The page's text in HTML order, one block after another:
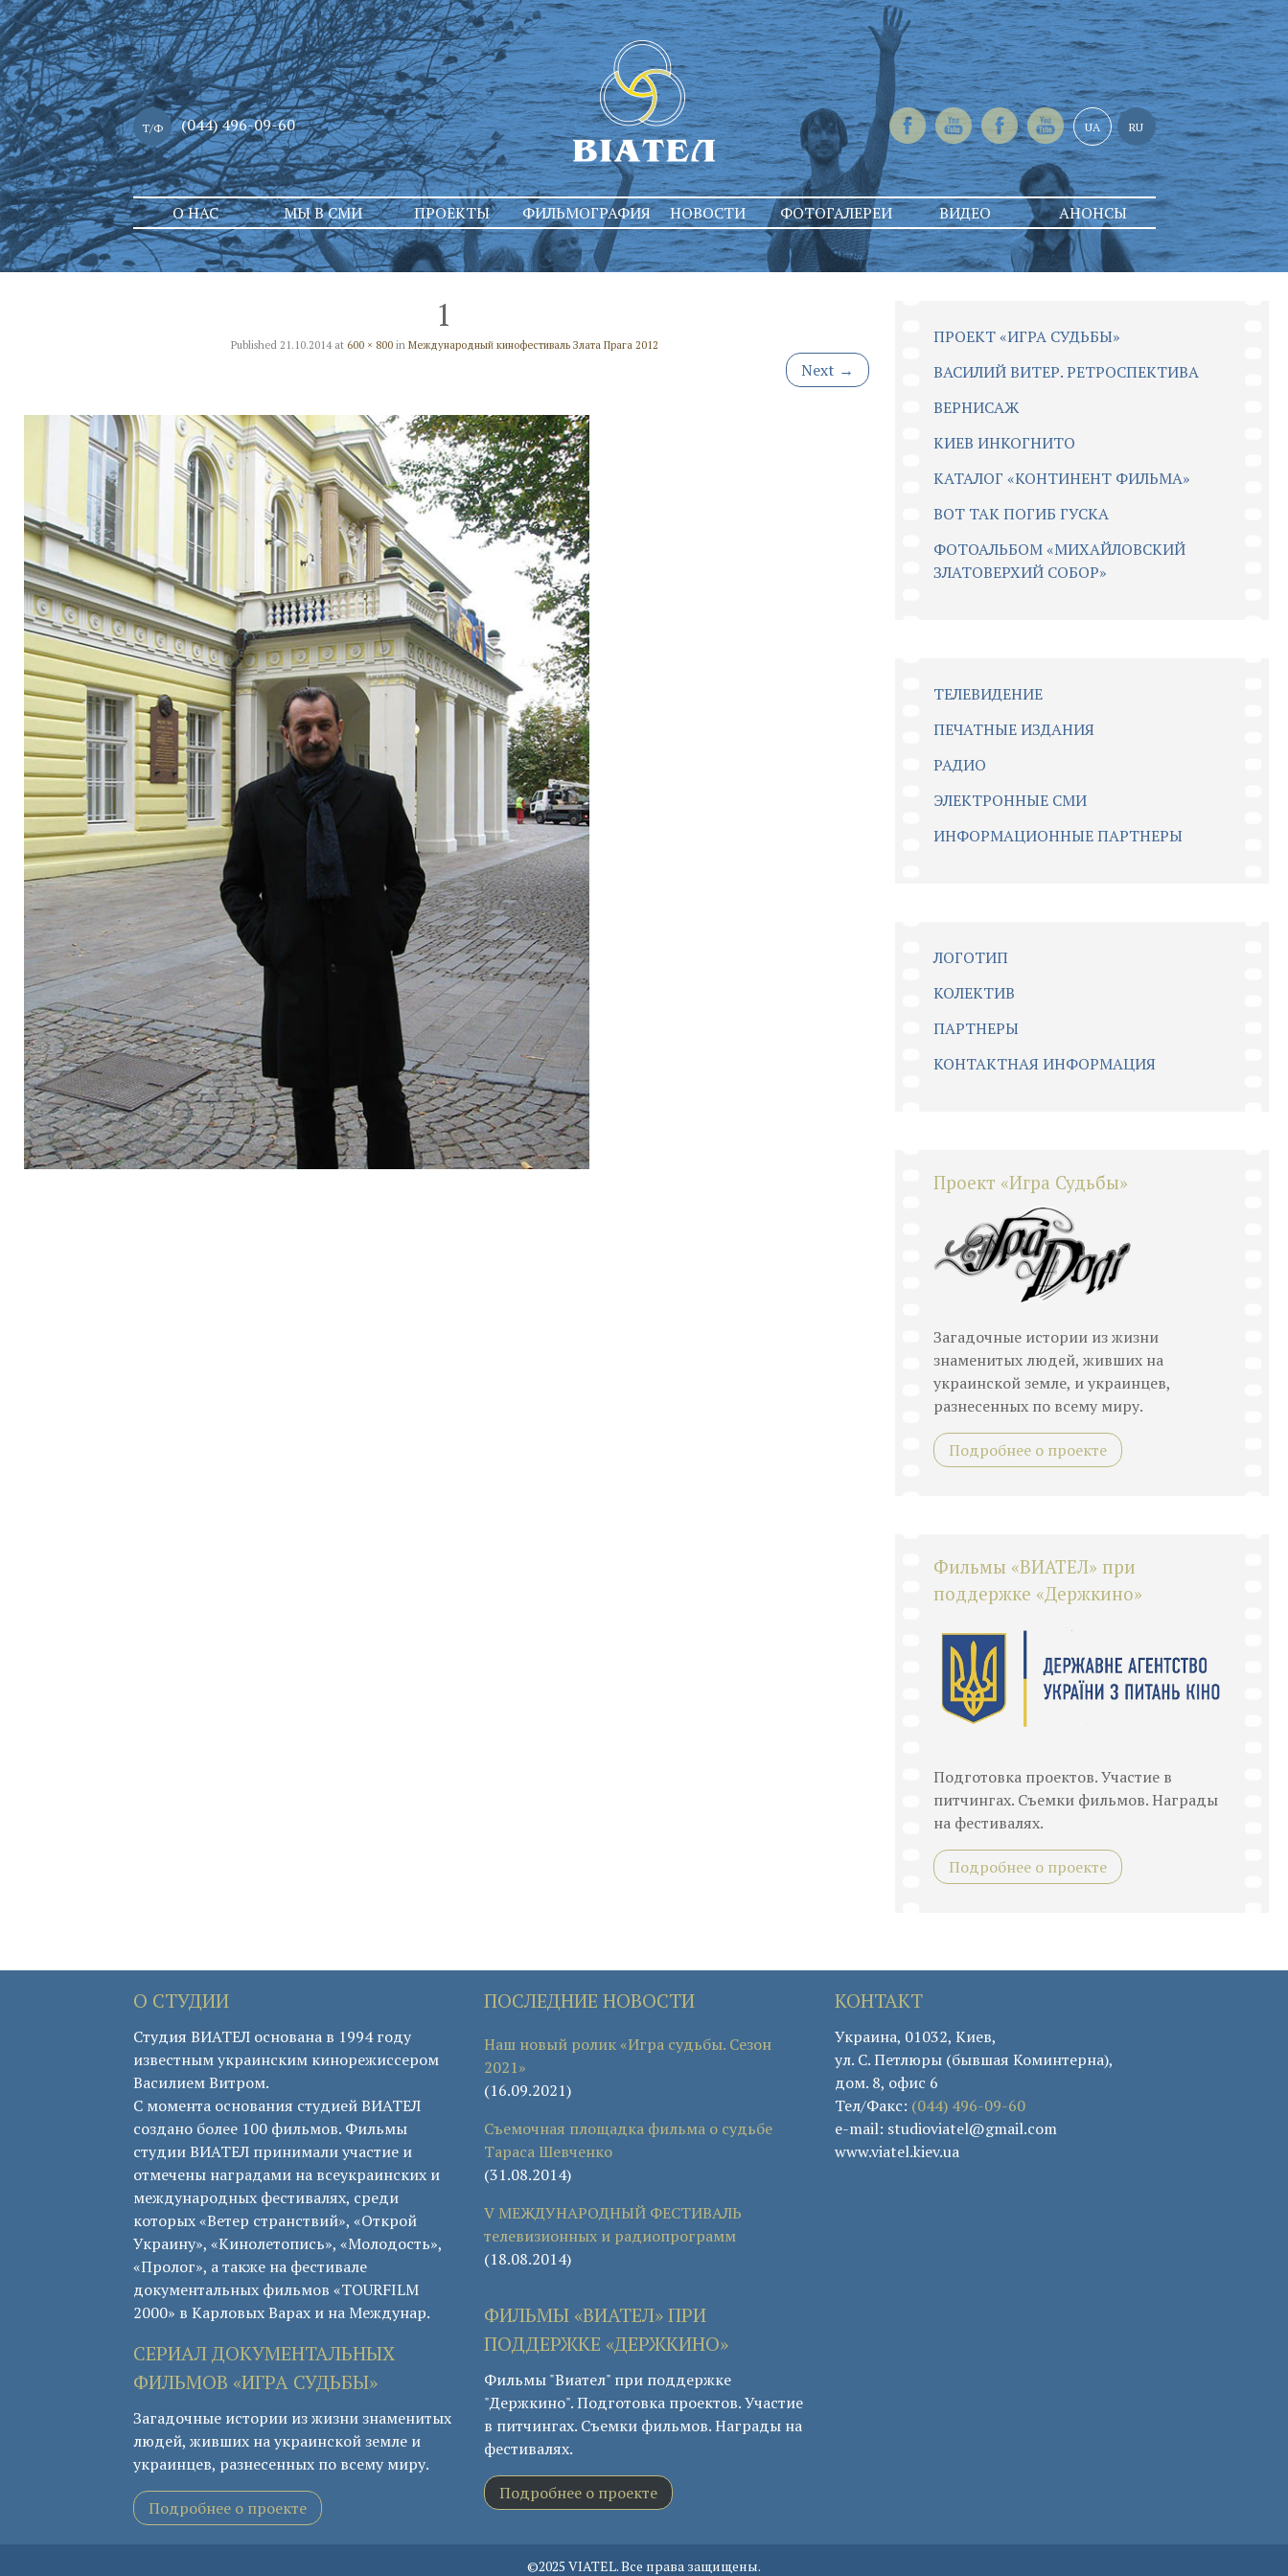
Т/Ф (044) 496-09-60 UA RU
Skip
to
content
О НАС МЫ В СМИ ПРОЕКТЫ ФИЛЬМОГРАФИЯ НОВОСТИ ФОТОГАЛЕРЕИ ВИДЕО АНОНСЫ
1
Published 21.10.2014at 600 × 800in Международный кинофестиваль Злата Прага 2012
Next →
ПРОЕКТ «ИГРА СУДЬБЫ»
ВАСИЛИЙ ВИТЕР. РЕТРОСПЕКТИВА
ВЕРНИСАЖ
КИЕВ ИНКОГНИТО
КАТАЛОГ «КОНТИНЕНТ ФИЛЬМА»
ВОТ ТАК ПОГИБ ГУСКА
ФОТОАЛЬБОМ «МИХАЙЛОВСКИЙ
ЗЛАТОВЕРХИЙ СОБОР»
ТЕЛЕВИДЕНИЕ
ПЕЧАТНЫЕ ИЗДАНИЯ
РАДИО
ЭЛЕКТРОННЫЕ СМИ
ИНФОРМАЦИОННЫЕ ПАРТНЕРЫ
ЛОГОТИП
КОЛЕКТИВ
ПАРТНЕРЫ
КОНТАКТНАЯ ИНФОРМАЦИЯ
Проект «Игра Судьбы»
Загадочные истории из жизни
знаменитых людей, живших на
украинской земле, и украинцев,
разнесенных по всему миру.
Подробнее о проекте
Фильмы «ВИАТЕЛ» при
поддержке «Держкино»
Подготовка проектов. Участие в
питчингах. Съемки фильмов. Награды
на фестивалях.
Подробнее о проекте
О СТУДИИ
Студия ВИАТЕЛ основана в 1994 году
известным украинским кинорежиссером
Василием Витром.
С момента основания студией ВИАТЕЛ
создано более 100 фильмов. Фильмы
студии ВИАТЕЛ принимали участие и
отмечены наградами на всеукраинских и
международных фестивалях, среди
которых «Ветер странствий», «Открой
Украину», «Кинолетопись», «Молодость»,
«Пролог», а также на фестивале
документальных фильмов «TOURFILM
2000» в Карловых Варах и на Междунар.
СЕРИАЛ ДОКУМЕНТАЛЬНЫХ
ФИЛЬМОВ «ИГРА СУДЬБЫ»
Загадочные истории из жизни знаменитых
людей, живших на украинской земле и
украинцев, разнесенных по всему миру.
Подробнее о проекте
ПОСЛЕДНИЕ НОВОСТИ
Наш новый ролик «Игра судьбы. Сезон
2021»
(16.09.2021)
Съемочная площадка фильма о судьбе
Тараса Шевченко
(31.08.2014)
V МЕЖДУНАРОДНЫЙ ФЕСТИВАЛЬ
телевизионных и радиопрограмм
(18.08.2014)
ФИЛЬМЫ «ВИАТЕЛ» ПРИ
ПОДДЕРЖКЕ «ДЕРЖКИНО»
Фильмы "Виател" при поддержке
"Держкино". Подготовка проектов. Участие
в питчингах. Съемки фильмов. Награды на
фестивалях.
Подробнее о проекте
КОНТАКТ
Украина, 01032, Киев,
ул. С. Петлюры (бывшая Коминтерна),
дом. 8, офис 6
Тел/Факс: (044) 496-09-60
e-mail: studioviatel@gmail.com
www.viatel.kiev.ua
©2025 VIATEL. Все права защищены.